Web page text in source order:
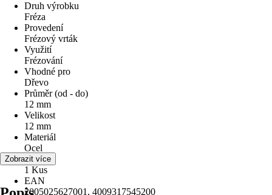
Druh výrobku
Fréza
Provedení
Frézový vrták
Využití
Frézování
Vhodné pro
Dřevo
Průměr (od - do)
12 mm
Velikost
12 mm
Materiál
Ocel
Obsah
1 Kus
EAN
2005025627001, 4009317545200
Zobrazit více